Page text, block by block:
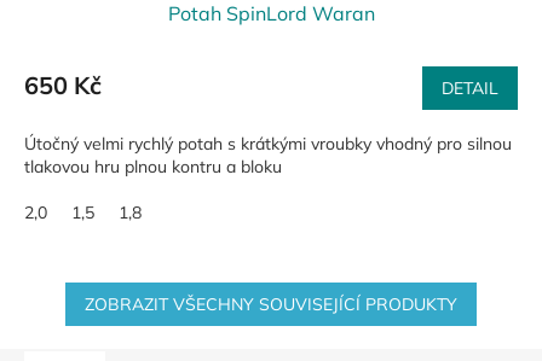
Potah SpinLord Waran
650 Kč DETAIL
Útočný velmi rychlý potah s krátkými vroubky vhodný pro silnou
tlakovou hru plnou kontru a bloku
2,0 1,5 1,8
ZOBRAZIT VŠECHNY SOUVISEJÍCÍ PRODUKTY